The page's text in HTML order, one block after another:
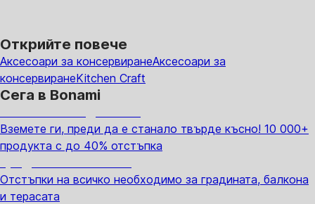
Открийте повече
Аксесоари за консервиранеАксесоари за
консервиранеKitchen Craft
Сега в Bonami
Вземете ги, преди да е станало твърде късно! 10 000+
продукта с до 40% отстъпка
Отстъпки на всичко необходимо за градината, балкона
и терасата